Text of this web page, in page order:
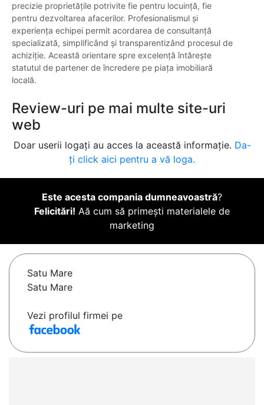
precizie proprietățile potrivite fie pentru locuință, fie
pentru dezvoltarea afacerilor. Profesionalismul și
experiența echipei permit acordarea de consultanță
specializată, simplificând și transparentizând procesul de
achiziție. Această orientare spre excelență întărește
statutul de partener de încredere pe piața imobiliară
locală.
Review-uri pe mai multe site-uri
web
Doar userii logați au acces la această informație. Da-
ți click aici pentru a vă loga.
Este acesta compania dumneavoastră?
Felicitări! Aă cum să primești materialele de
marketing
Satu Mare
Satu Mare
Vezi profilul firmei pe